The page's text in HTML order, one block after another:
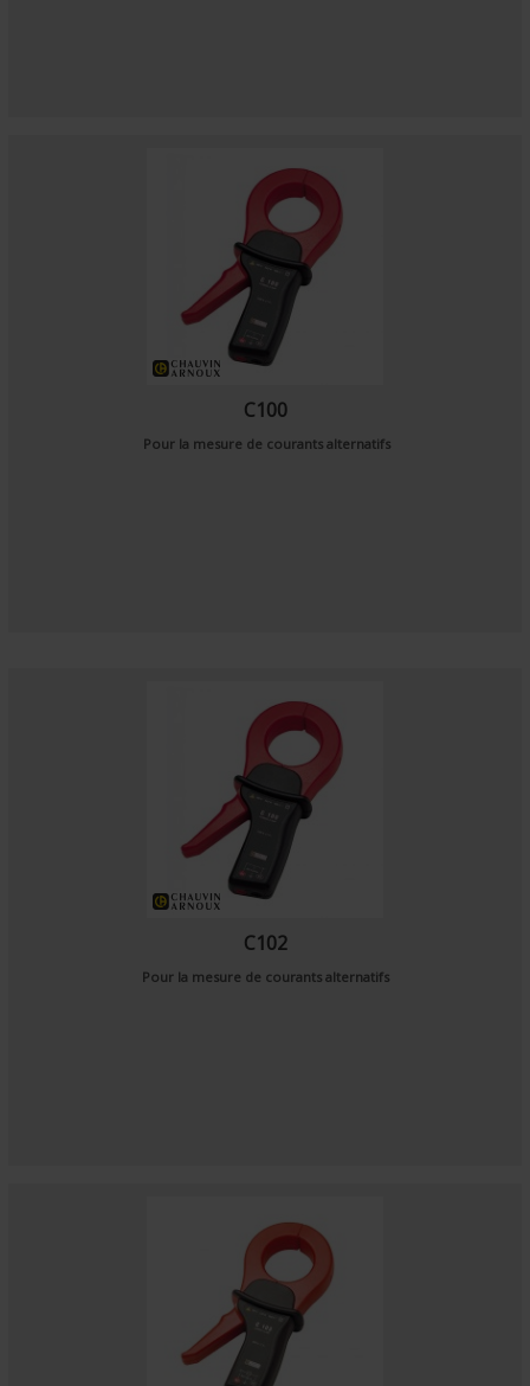
C100
Pour la mesure de courants alternatifs
C102
Pour la mesure de courants alternatifs